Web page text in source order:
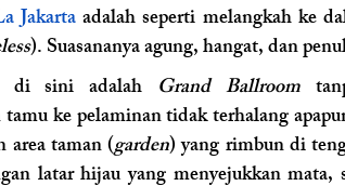
Jakarta adalah seperti melangkah ke
). Suasananya agung, hangat, dan
di sini adalah Grand Ballroom
ke pelaminan tidak terhalang
area taman (garden) yang rimbun di
latar hijau yang menyejukkan mata,